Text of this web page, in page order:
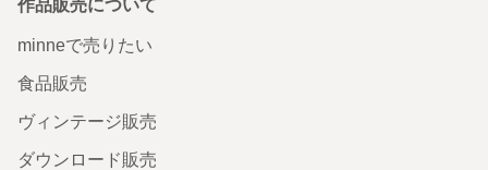
作品販売について
minneで売りたい
食品販売
ヴィンテージ販売
ダウンロード販売